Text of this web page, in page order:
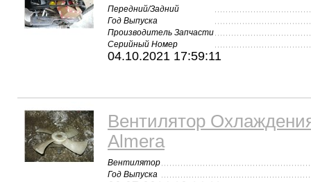
Передний/Задний
Год Выпуска
Производитель Запчасти
Серийный Номер
04.10.2021 17:59:11
Вентилятор
Almera
Вентилятор
Год Выпуска